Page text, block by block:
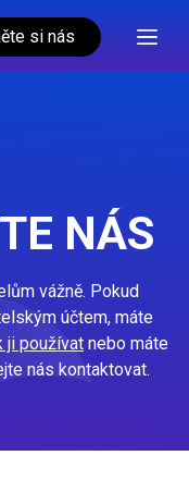
si nás
NÁS
vážně. Pokud
účtem, máte
ji používat nebo máte
nás kontaktovat.